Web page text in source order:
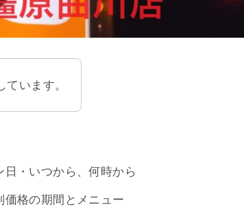
います。
・いつから、何時から
格の期間とメニュー